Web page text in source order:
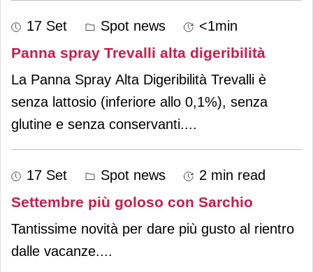
17 Set Spot news <1min
Panna spray Trevalli alta digeribilità
La Panna Spray Alta Digeribilità Trevalli è
senza lattosio (inferiore allo 0,1%), senza
glutine e senza conservanti....
17 Set Spot news 2 min read
Settembre più goloso con Sarchio
Tantissime novità per dare più gusto al rientro
dalle vacanze....